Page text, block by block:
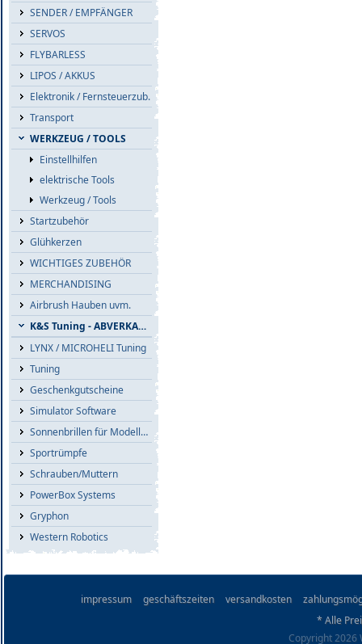
SENDER / EMPFÄNGER
SERVOS
FLYBARLESS
LIPOS / AKKUS
Elektronik / Fernsteuerzub.
Transport
WERKZEUG / TOOLS
Einstellhilfen
elektrische Tools
Werkzeug / Tools
Startzubehör
Glühkerzen
WICHTIGES ZUBEHÖR
MERCHANDISING
Airbrush Hauben uvm.
K&S Tuning - ABVERKAUF
LYNX / MICROHELI Tuning
Tuning
Geschenkgutscheine
Simulator Software
Sonnenbrillen für Modellflieger
Sportrümpfe
Schrauben/Muttern
PowerBox Systems
Gryphon
Western Robotics
impressum geschäftszeiten versandkosten
* Alle
Copyright 2026